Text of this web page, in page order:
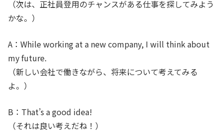
（次は、正社員登用のチャンスがある仕事を探してみよう
かな。）
A：While working at a new company, I will think about
my future.
（新しい会社で働きながら、将来について考えてみる
よ。）
B：That’s a good idea!
（それは良い考えだね！）